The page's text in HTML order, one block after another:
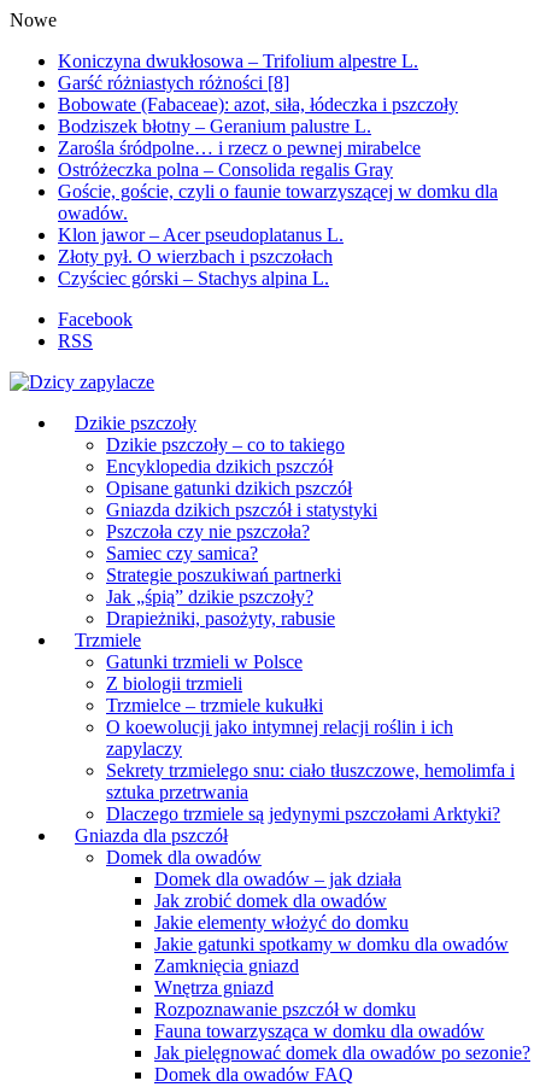
Nowe
Koniczyna dwukłosowa – Trifolium alpestre L.
Garść różniastych różności [8]
Bobowate (Fabaceae): azot, siła, łódeczka i pszczoły
Bodziszek błotny – Geranium palustre L.
Zarośla śródpolne… i rzecz o pewnej mirabelce
Ostróżeczka polna – Consolida regalis Gray
Goście, goście, czyli o faunie towarzyszącej w domku dla
owadów.
Klon jawor – Acer pseudoplatanus L.
Złoty pył. O wierzbach i pszczołach
Czyściec górski – Stachys alpina L.
Facebook
RSS
Dzikie pszczoły
Dzikie pszczoły – co to takiego
Encyklopedia dzikich pszczół
Opisane gatunki dzikich pszczół
Gniazda dzikich pszczół i statystyki
Pszczoła czy nie pszczoła?
Samiec czy samica?
Strategie poszukiwań partnerki
Jak „śpią” dzikie pszczoły?
Drapieżniki, pasożyty, rabusie
Trzmiele
Gatunki trzmieli w Polsce
Z biologii trzmieli
Trzmielce – trzmiele kukułki
O koewolucji jako intymnej relacji roślin i ich
zapylaczy
Sekrety trzmielego snu: ciało tłuszczowe, hemolimfa i
sztuka przetrwania
Dlaczego trzmiele są jedynymi pszczołami Arktyki?
Gniazda dla pszczół
Domek dla owadów
Domek dla owadów – jak działa
Jak zrobić domek dla owadów
Jakie elementy włożyć do domku
Jakie gatunki spotkamy w domku dla owadów
Zamknięcia gniazd
Wnętrza gniazd
Rozpoznawanie pszczół w domku
Fauna towarzysząca w domku dla owadów
Jak pielęgnować domek dla owadów po sezonie?
Domek dla owadów FAQ